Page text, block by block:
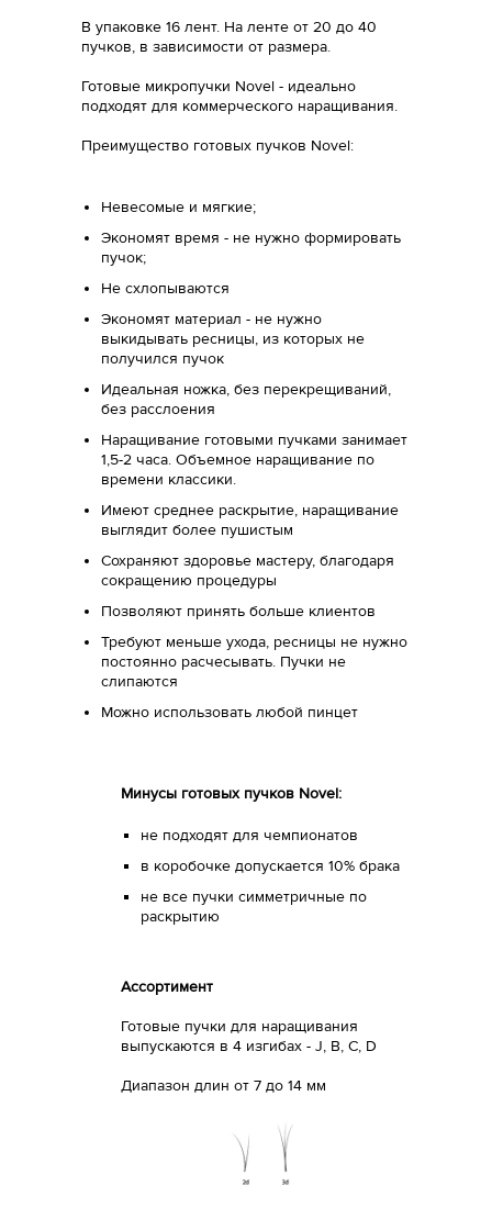
В упаковке 16 лент. На ленте от 20 до 40
пучков, в зависимости от размера.
Готовые микропучки Novel - идеально
подходят для коммерческого наращивания.
Преимущество готовых пучков Novel:
Невесомые и мягкие;
Экономят время - не нужно формировать
пучок;
Не схлопываются
Экономят материал - не нужно
выкидывать ресницы, из которых не
получился пучок
Идеальная ножка, без перекрещиваний,
без расслоения
Наращивание готовыми пучками занимает
1,5-2 часа. Объемное наращивание по
времени классики.
Имеют среднее раскрытие, наращивание
выглядит более пушистым
Сохраняют здоровье мастеру, благодаря
сокращению процедуры
Позволяют принять больше клиентов
Требуют меньше ухода, ресницы не нужно
постоянно расчесывать. Пучки не
слипаются
Можно использовать любой пинцет
Минусы готовых пучков Novel:
не подходят для чемпионатов
в коробочке допускается 10% брака
не все пучки симметричные по
раскрытию
Ассортимент
Готовые пучки для наращивания
выпускаются в 4 изгибах - J, B, C, D
Диапазон длин от 7 до 14 мм